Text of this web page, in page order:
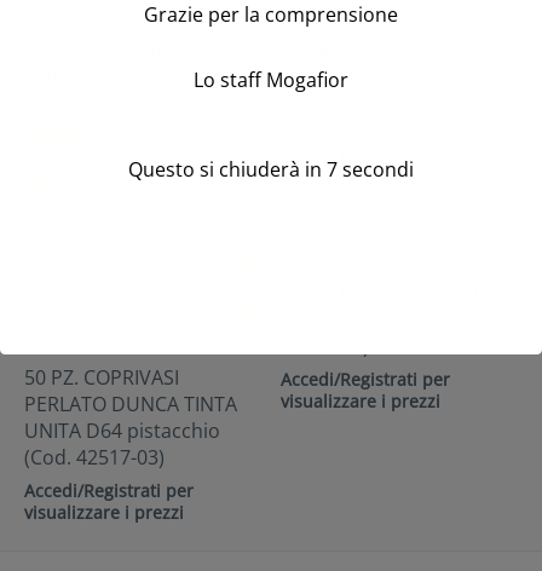
Accedi/Registrati per
visualizzare i prezzi
42517-01)
visualizzare i prezzi
50 PZ. COPRIVASI
PERLATO DUNCA TINTA
UNITA D64 pistacchio
(Cod. 42517-03)
Accedi/Registrati per
visualizzare i prezzi
Grazie per la comprensione
Lo staff Mogafior
Questo si chiuderà in 7secondi